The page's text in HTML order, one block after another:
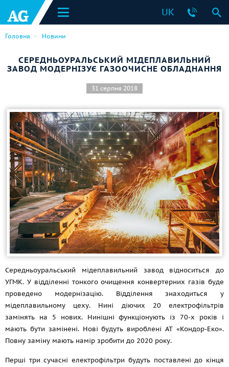
UK
Головна Новини
СЕРЕДНЬОУРАЛЬСЬКИЙ МІДЕПЛАВИЛЬНИЙ
ЗАВОД МОДЕРНІЗУЄ ГАЗООЧИСНЕ ОБЛАДНАННЯ
31 серпня 2018
Середньоуральський мідеплавильний завод відноситься до
УГМК. У відділенні тонкого очищення конвертерних газів буде
проведено модернізацію. Відділення знаходиться у
мідеплавильному цеху. Нині діючих 20 електрофільтрів
замінять на 5 нових. Нинішні функціонують із 70-х років і
мають бути замінені. Нові будуть вироблені АТ «Кондор-Еко».
Повну заміну мають намір зробити до 2020 року.
Перші три сучасні електрофільтри будуть поставлені до кінця